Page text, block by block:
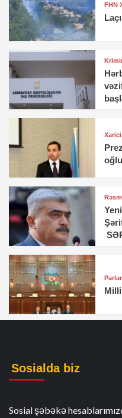
FHN
Sosialda biz
Sosial şəbəkə